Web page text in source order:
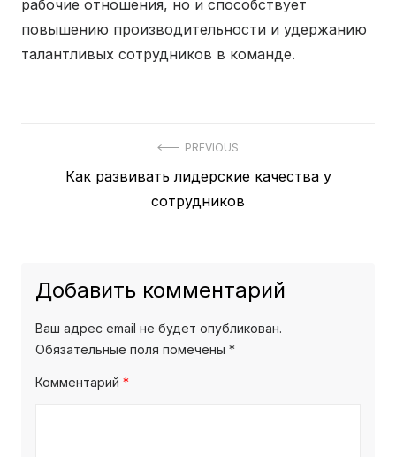
рабочие отношения, но и способствует
повышению производительности и удержанию
талантливых сотрудников в команде.
Навигация
PREVIOUS
PreviousКак развивать лидерские качества у
сотрудников
Добавить комментарий
Ваш адрес email не будет опубликован.
Обязательные поля помечены *
Комментарий *